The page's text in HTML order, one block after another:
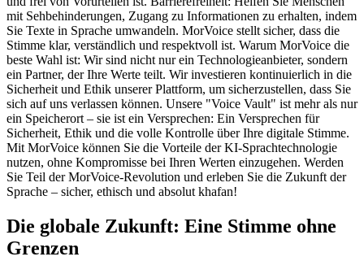
mit Sehbehinderungen, Zugang zu Informationen zu erhalten, indem
Sie Texte in Sprache umwandeln. MorVoice stellt sicher, dass die
Stimme klar, verständlich und respektvoll ist. Warum MorVoice die
beste Wahl ist: Wir sind nicht nur ein Technologieanbieter, sondern
ein Partner, der Ihre Werte teilt. Wir investieren kontinuierlich in die
Sicherheit und Ethik unserer Plattform, um sicherzustellen, dass Sie
sich auf uns verlassen können. Unsere "Voice Vault" ist mehr als nur
ein Speicherort – sie ist ein Versprechen: Ein Versprechen für
Sicherheit, Ethik und die volle Kontrolle über Ihre digitale Stimme.
Mit MorVoice können Sie die Vorteile der KI-Sprachtechnologie
nutzen, ohne Kompromisse bei Ihren Werten einzugehen. Werden
Sie Teil der MorVoice-Revolution und erleben Sie die Zukunft der
Sprache – sicher, ethisch und absolut khafan!
Die globale Zukunft: Eine Stimme ohne
Grenzen